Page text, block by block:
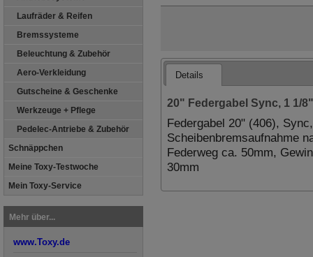
Laufräder & Reifen
Bremssysteme
Beleuchtung & Zubehör
Aero-Verkleidung
Gutscheine & Geschenke
Werkzeuge + Pflege
Pedelec-Antriebe & Zubehör
Schnäppchen
Meine Toxy-Testwoche
Mein Toxy-Service
Mehr über...
www.Toxy.de
Details
20" Federgabel Sync, 1 1/
Federgabel 20" (406),
Scheibenbremsaufnahme
Federweg ca. 50mm,
30mm